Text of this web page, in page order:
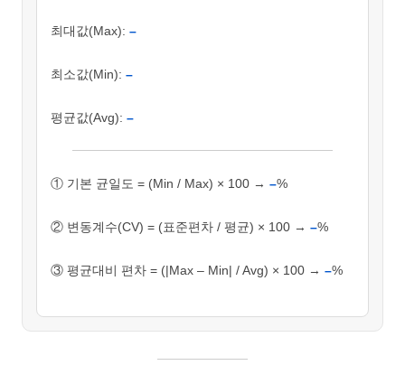
최대값(Max): –
최소값(Min): –
평균값(Avg): –
① 기본 균일도 = (Min / Max) × 100 → –%
② 변동계수(CV) = (표준편차 / 평균) × 100 → –%
③ 평균대비 편차 = (|Max – Min| / Avg) × 100 → –%